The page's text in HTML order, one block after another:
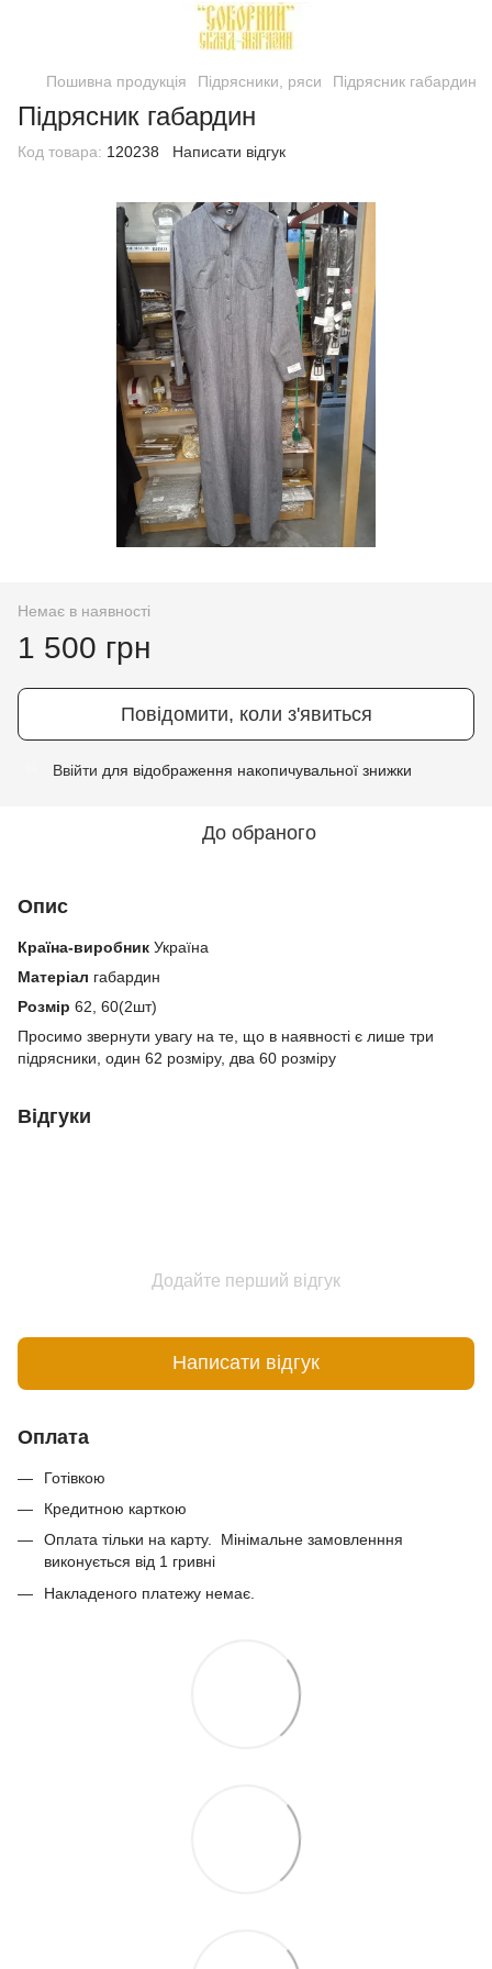
Пошивна продукція Підрясники, ряси Підрясник габардин
Підрясник габардин
Код товара: 120238 Написати відгук
Немає в наявності
1 500 грн
Повідомити, коли з'явиться
Ввійти для відображення накопичувальної знижки
До обраного
Опис
Країна-виробник Україна
Матеріал габардин
Розмір 62, 60(2шт)
Просимо звернути увагу на те, що в наявності є лише три
підрясники, один 62 розміру, два 60 розміру
Відгуки
Додайте перший відгук
Написати відгук
Оплата
Готівкою
Кредитною карткою
Оплата тільки на карту. Мінімальне замовленння
виконується від 1 гривні
Накладеного платежу немає.